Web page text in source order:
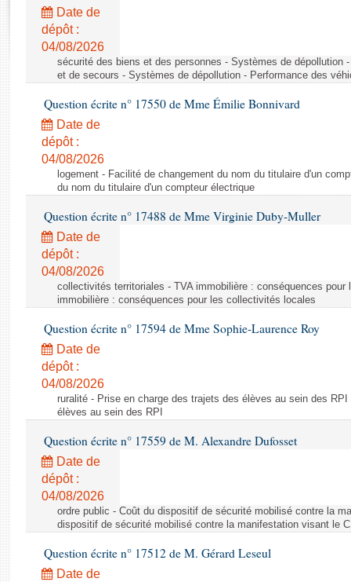
Rapports législatifs
Rapports sur l'application des lois
Baromètre de l’application des lois
Dossiers législatifs
Budget et sécurité sociale
Questions écrites et orales
Comptes rendus des débats
Date de
dépôt :
04/08/2026
sécurité des biens et des personnes - Systèmes de dépollution
et de secours - Systèmes de dépollution - Performance des
Question écrite n° 17550 de Mme Émilie Bonnivard
Date de
dépôt :
04/08/2026
logement - Facilité de changement du nom du titulaire d'un
du nom du titulaire d'un compteur électrique
Question écrite n° 17488 de Mme Virginie Duby-Muller
Date de
dépôt :
04/08/2026
collectivités territoriales - TVA immobilière : conséquences
immobilière : conséquences pour les collectivités locales
Question écrite n° 17594 de Mme Sophie-Laurence Roy
Date de
dépôt :
04/08/2026
ruralité - Prise en charge des trajets des élèves au sein des
élèves au sein des RPI
Question écrite n° 17559 de M. Alexandre Dufosset
Date de
dépôt :
04/08/2026
ordre public - Coût du dispositif de sécurité mobilisé contre la
dispositif de sécurité mobilisé contre la manifestation visant le
Question écrite n° 17512 de M. Gérard Leseul
Date de